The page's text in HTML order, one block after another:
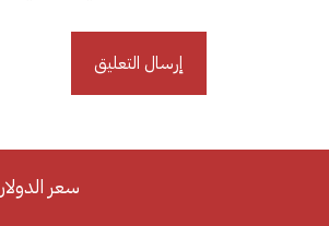
سعر الدولار